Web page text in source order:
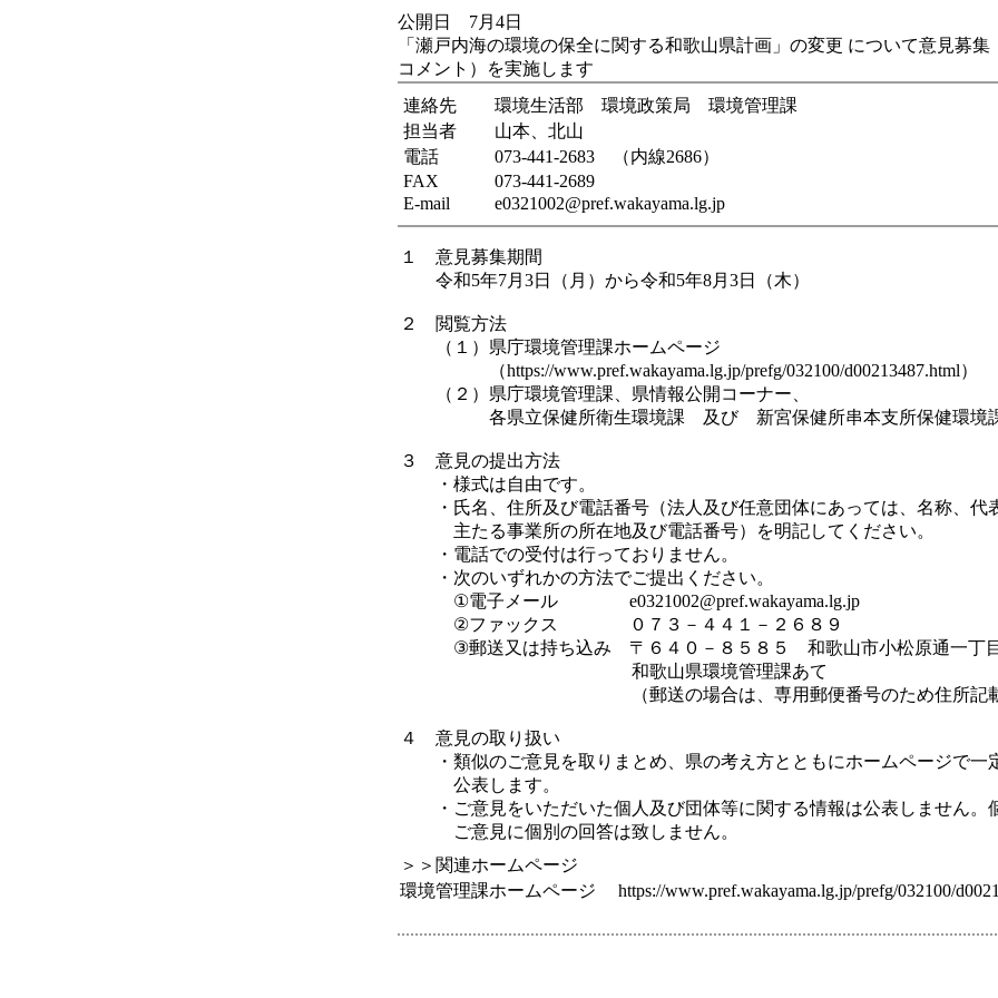
公開日 7月4日
「瀬戸内海の環境の保全に関する和歌山県計画」の変更 について意見募集
コメント）を実施します
連絡先
環境生活部 環境政策局 環境管理課
担当者
山本、北山
電話
073-441-2683 （内線2686）
FAX
073-441-2689
E-mail
e0321002@pref.wakayama.lg.jp
１ 意見募集期間
令和5年7月3日（月）から令和5年8月3日（木）
２ 閲覧方法
（１）県庁環境管理課ホームページ
（https://www.pref.wakayama.lg.jp/prefg/032100/d00213487.html）
（２）県庁環境管理課、県情報公開コーナー、
各県立保健所衛生環境課 及び 新宮保健所串本支所保健環境
３ 意見の提出方法
・様式は自由です。
・氏名、住所及び電話番号（法人及び任意団体にあっては、名称、代
主たる事業所の所在地及び電話番号）を明記してください。
・電話での受付は行っておりません。
・次のいずれかの方法でご提出ください。
①電子メール e0321002@pref.wakayama.lg.jp
②ファックス ０７３－４４１－２６８９
③郵送又は持ち込み 〒６４０－８５８５ 和歌山市小松原通一丁
和歌山県環境管理課あて
（郵送の場合は、専用郵便番号のため住所記載
４ 意見の取り扱い
・類似のご意見を取りまとめ、県の考え方とともにホームページで一
公表します。
・ご意見をいただいた個人及び団体等に関する情報は公表しません。
ご意見に個別の回答は致しません。
＞＞関連ホームページ
環境管理課ホームページ https://www.pref.wakayama.lg.jp/prefg/032100/